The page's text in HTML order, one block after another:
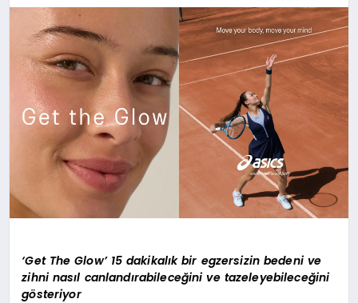
‘Get The Glow’ 15 dakikalık bir egzersizin bedeni ve
zihni nasıl canlandırabileceğini ve tazeleyebileceğini
gösteriyor